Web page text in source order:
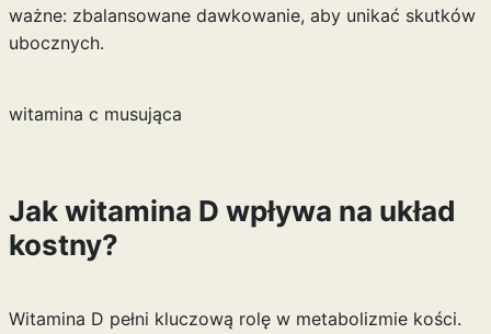
ważne: zbalansowane dawkowanie, aby unikać skutków
ubocznych.
witamina c musująca
Jak witamina D wpływa na układ
kostny?
Witamina D pełni kluczową rolę w metabolizmie kości.